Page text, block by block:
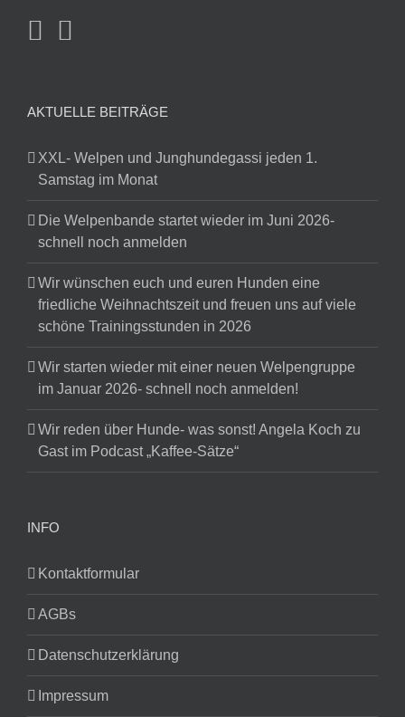
AKTUELLE BEITRÄGE
XXL- Welpen und Junghundegassi jeden 1.
Samstag im Monat
Die Welpenbande startet wieder im Juni 2026-
schnell noch anmelden
Wir wünschen euch und euren Hunden eine
friedliche Weihnachtszeit und freuen uns auf viele
schöne Trainingsstunden in 2026
Wir starten wieder mit einer neuen Welpengruppe
im Januar 2026- schnell noch anmelden!
Wir reden über Hunde- was sonst! Angela Koch zu
Gast im Podcast „Kaffee-Sätze“
INFO
Kontaktformular
AGBs
Datenschutzerklärung
Impressum